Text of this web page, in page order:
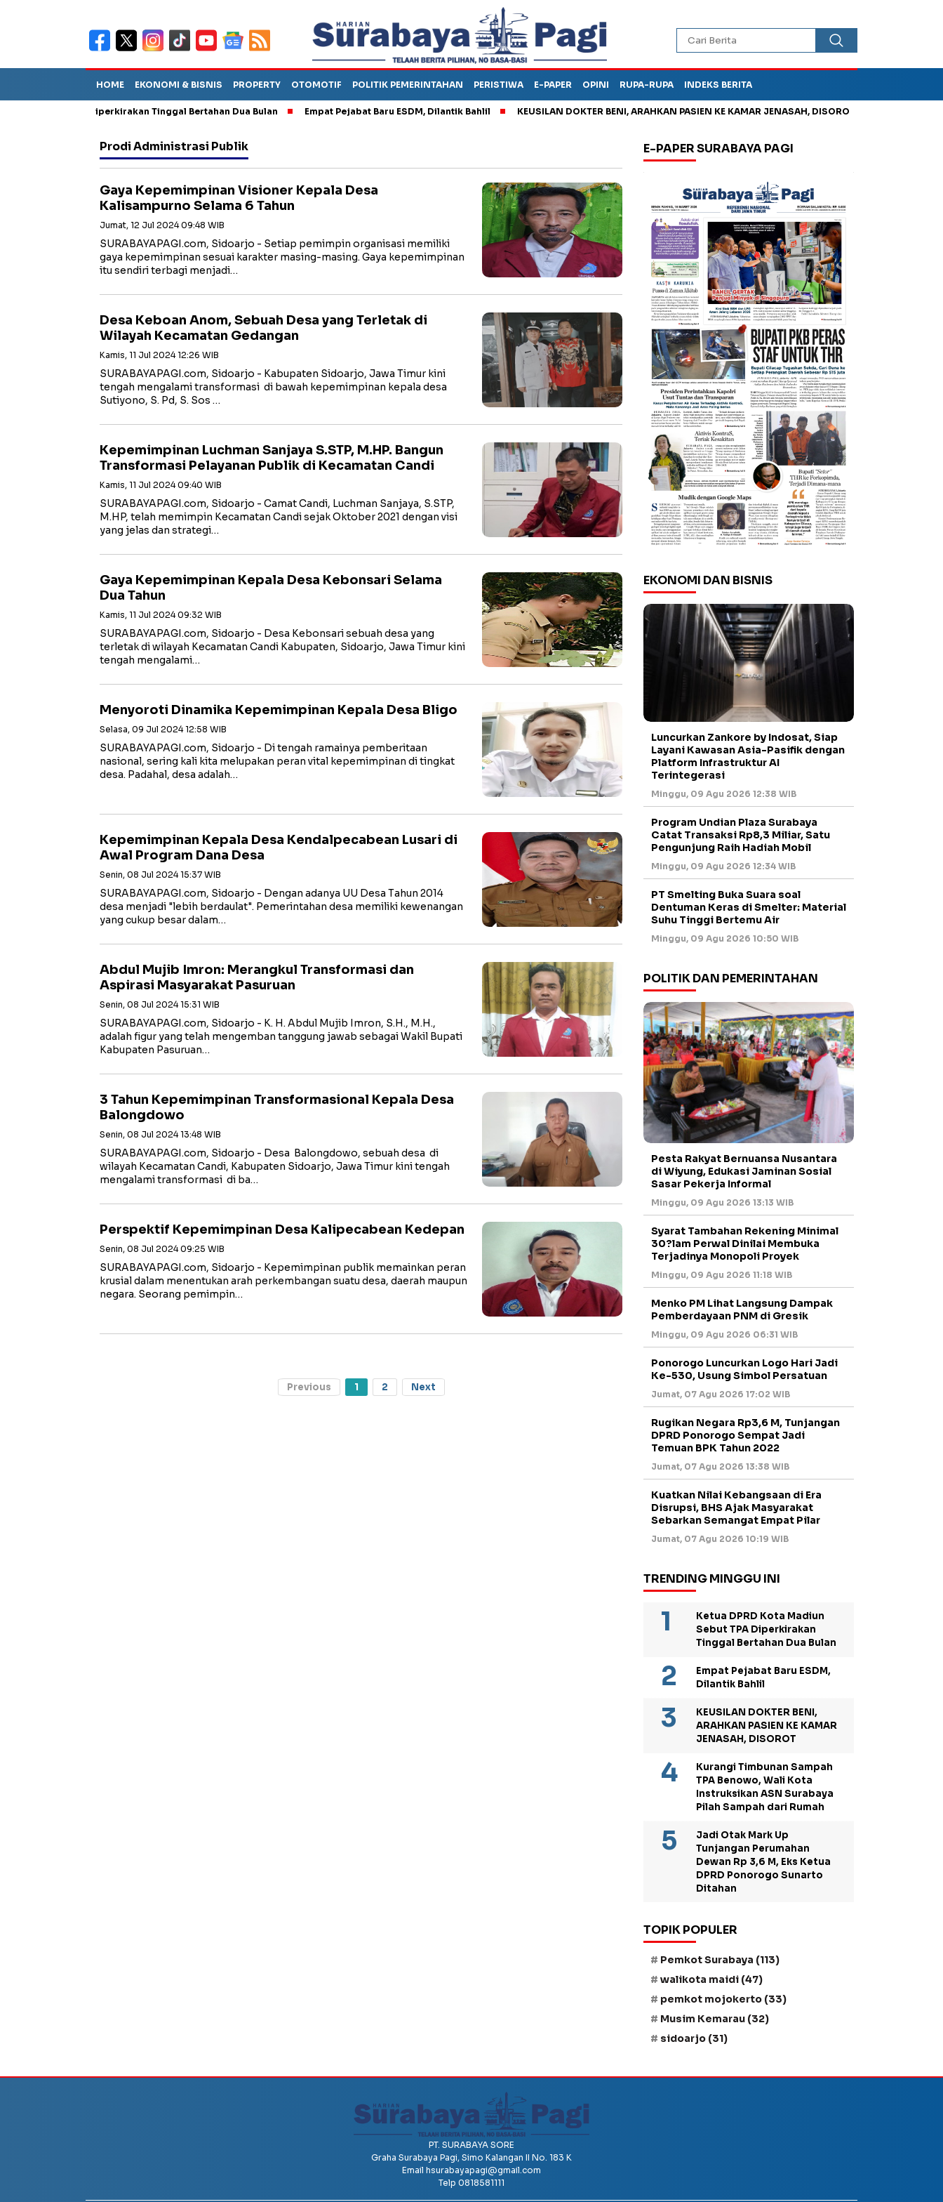
HOME EKONOMI & BISNIS PROPERTY OTOMOTIF POLITIK PEMERINTAHAN PERISTIWA E-PAPER OPINI RUPA-RUPA INDEKS BERITA
Sebut TPA Diperkirakan Tinggal Bertahan Dua Bulan Empat Pejabat Baru ESDM, Dilantik Bahlil KEUSILAN DOKTER BENI, ARAHKAN PASIEN KE KAMAR JENASAH, DISOROT
Prodi Administrasi Publik
Gaya Kepemimpinan Visioner Kepala Desa
Kalisampurno Selama 6 Tahun
Jumat, 12 Jul 2024 09:48 WIB
SURABAYAPAGI.com, Sidoarjo - Setiap pemimpin organisasi memiliki
gaya kepemimpinan sesuai karakter masing-masing. Gaya kepemimpinan
itu sendiri terbagi menjadi…
Desa Keboan Anom, Sebuah Desa yang Terletak di
Wilayah Kecamatan Gedangan
Kamis, 11 Jul 2024 12:26 WIB
SURABAYAPAGI.com, Sidoarjo - Kabupaten Sidoarjo, Jawa Timur kini
tengah mengalami transformasi di bawah kepemimpinan kepala desa
Sutiyono, S. Pd, S. Sos …
Kepemimpinan Luchman Sanjaya S.STP, M.HP. Bangun
Transformasi Pelayanan Publik di Kecamatan Candi
Kamis, 11 Jul 2024 09:40 WIB
SURABAYAPAGI.com, Sidoarjo - Camat Candi, Luchman Sanjaya, S.STP,
M.HP, telah memimpin Kecamatan Candi sejak Oktober 2021 dengan visi
yang jelas dan strategi…
Gaya Kepemimpinan Kepala Desa Kebonsari Selama
Dua Tahun
Kamis, 11 Jul 2024 09:32 WIB
SURABAYAPAGI.com, Sidoarjo - Desa Kebonsari sebuah desa yang
terletak di wilayah Kecamatan Candi Kabupaten, Sidoarjo, Jawa Timur kini
tengah mengalami…
Menyoroti Dinamika Kepemimpinan Kepala Desa Bligo
Selasa, 09 Jul 2024 12:58 WIB
SURABAYAPAGI.com, Sidoarjo - Di tengah ramainya pemberitaan
nasional, sering kali kita melupakan peran vital kepemimpinan di tingkat
desa. Padahal, desa adalah…
Kepemimpinan Kepala Desa Kendalpecabean Lusari di
Awal Program Dana Desa
Senin, 08 Jul 2024 15:37 WIB
SURABAYAPAGI.com, Sidoarjo - Dengan adanya UU Desa Tahun 2014
desa menjadi "lebih berdaulat". Pemerintahan desa memiliki kewenangan
yang cukup besar dalam…
Abdul Mujib Imron: Merangkul Transformasi dan
Aspirasi Masyarakat Pasuruan
Senin, 08 Jul 2024 15:31 WIB
SURABAYAPAGI.com, Sidoarjo - K. H. Abdul Mujib Imron, S.H., M.H.,
adalah figur yang telah mengemban tanggung jawab sebagai Wakil Bupati
Kabupaten Pasuruan…
3 Tahun Kepemimpinan Transformasional Kepala Desa
Balongdowo
Senin, 08 Jul 2024 13:48 WIB
SURABAYAPAGI.com, Sidoarjo - Desa Balongdowo, sebuah desa di
wilayah Kecamatan Candi, Kabupaten Sidoarjo, Jawa Timur kini tengah
mengalami transformasi di ba…
Perspektif Kepemimpinan Desa Kalipecabean Kedepan
Senin, 08 Jul 2024 09:25 WIB
SURABAYAPAGI.com, Sidoarjo - Kepemimpinan publik memainkan peran
krusial dalam menentukan arah perkembangan suatu desa, daerah maupun
negara. Seorang pemimpin…
Previous 1 2 Next
E-PAPER SURABAYA PAGI
EKONOMI DAN BISNIS
Luncurkan Zankore by Indosat, Siap
Layani Kawasan Asia-Pasifik dengan
Platform Infrastruktur AI
Terintegerasi
Minggu, 09 Agu 2026 12:38 WIB
Program Undian Plaza Surabaya
Catat Transaksi Rp8,3 Miliar, Satu
Pengunjung Raih Hadiah Mobil
Minggu, 09 Agu 2026 12:34 WIB
PT Smelting Buka Suara soal
Dentuman Keras di Smelter: Material
Suhu Tinggi Bertemu Air
Minggu, 09 Agu 2026 10:50 WIB
POLITIK DAN PEMERINTAHAN
Pesta Rakyat Bernuansa Nusantara
di Wiyung, Edukasi Jaminan Sosial
Sasar Pekerja Informal
Minggu, 09 Agu 2026 13:13 WIB
Syarat Tambahan Rekening Minimal
30?lam Perwal Dinilai Membuka
Terjadinya Monopoli Proyek
Minggu, 09 Agu 2026 11:18 WIB
Menko PM Lihat Langsung Dampak
Pemberdayaan PNM di Gresik
Minggu, 09 Agu 2026 06:31 WIB
Ponorogo Luncurkan Logo Hari Jadi
Ke-530, Usung Simbol Persatuan
Jumat, 07 Agu 2026 17:02 WIB
Rugikan Negara Rp3,6 M, Tunjangan
DPRD Ponorogo Sempat Jadi
Temuan BPK Tahun 2022
Jumat, 07 Agu 2026 13:38 WIB
Kuatkan Nilai Kebangsaan di Era
Disrupsi, BHS Ajak Masyarakat
Sebarkan Semangat Empat Pilar
Jumat, 07 Agu 2026 10:19 WIB
TRENDING MINGGU INI
Ketua DPRD Kota Madiun
Sebut TPA Diperkirakan
Tinggal Bertahan Dua Bulan
Empat Pejabat Baru ESDM,
Dilantik Bahlil
KEUSILAN DOKTER BENI,
ARAHKAN PASIEN KE KAMAR
JENASAH, DISOROT
Kurangi Timbunan Sampah
TPA Benowo, Wali Kota
Instruksikan ASN Surabaya
Pilah Sampah dari Rumah
Jadi Otak Mark Up
Tunjangan Perumahan
Dewan Rp 3,6 M, Eks Ketua
DPRD Ponorogo Sunarto
Ditahan
TOPIK POPULER
Pemkot Surabaya (113)
walikota maidi (47)
pemkot mojokerto (33)
Musim Kemarau (32)
sidoarjo (31)
PT. SURABAYA SORE
Graha Surabaya Pagi, Simo Kalangan II No. 183 K
Email hsurabayapagi@gmail.com
Telp 0818581111